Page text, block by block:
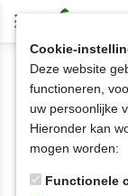
2-persoons
2-
Aantal artikelen:
Cookie-
Deze website
functioneren,
uw persoonlijke
Hieronder kan
mogen worden:
Functionele